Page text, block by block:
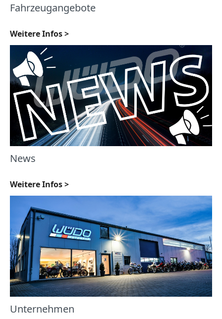
Fahrzeugangebote
Weitere Infos >
News
Weitere Infos >
Unternehmen